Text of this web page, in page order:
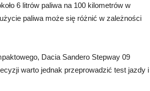
6 litrów paliwa na 100 kilometrów w
paliwa może się różnić w zależności
Dacia Sandero Stepway 09
warto jednak przeprowadzić test jazdy i